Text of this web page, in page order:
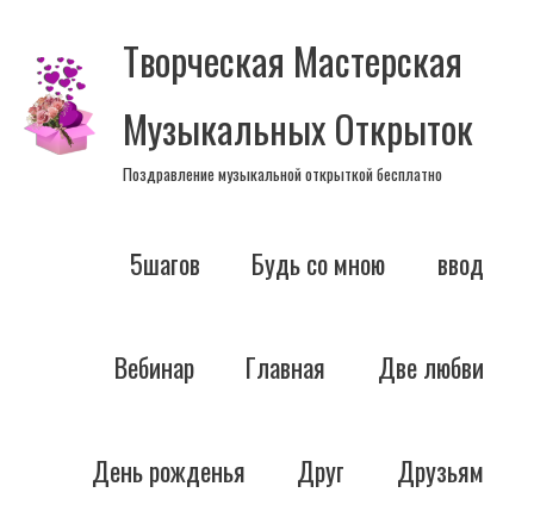
содержимому
Творческая Мастерская
Музыкальных Открыток
Поздравление музыкальной открыткой бесплатно
5шагов Будь со мною ввод
Вебинар Главная Две любви
День рожденья Друг Друзьям